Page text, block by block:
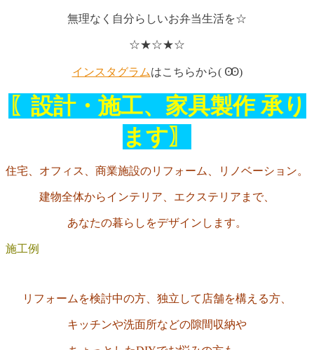
無理なく自分らしいお弁当生活を☆
☆★☆★☆
インスタグラムはこちらから( Ꙭ)
〖設計・施工、家具製作 承り
ます〗
住宅、オフィス、商業施設のリフォーム、リノベーション。
建物全体からインテリア、エクステリアまで、
あなたの暮らしをデザインします。
施工例
リフォームを検討中の方、独立して店舗を構える方、
キッチンや洗面所などの隙間収納や